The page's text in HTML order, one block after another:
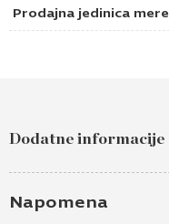
Prodajna jedinica mere
Dodatne informacije
Napomena